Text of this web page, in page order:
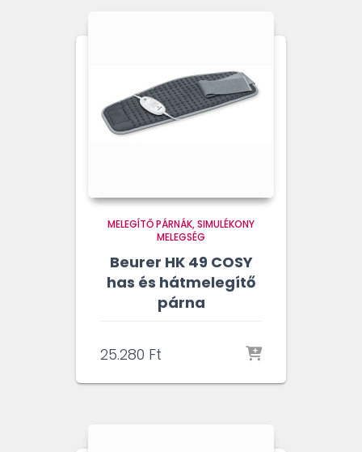
MELEGÍTŐ PÁRNÁK SIMULÉKONY
MELEGSÉG
Beurer HK 49 COSY
has és hátmelegítő
párna
25.280 Ft